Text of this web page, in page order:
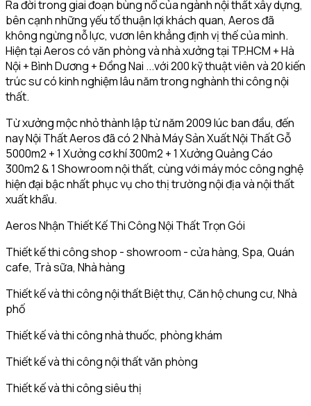
Ra đời trong giai đoạn bùng nổ của ngành nội thất xây dựng,
bên cạnh những yếu tố thuận lợi khách quan, Aeros đã
không ngừng nỗ lực, vươn lên khẳng định vị thế của mình.
Hiện tại Aeros có văn phòng và nhà xưởng tại TP.HCM + Hà
Nội + Bình Dương + Đồng Nai ...với 200 kỹ thuật viên và 20 kiến
trúc sư có kinh nghiệm lâu năm trong nghành thi công nội
thất.
Từ xưởng mộc nhỏ thành lập từ năm 2009 lúc ban đầu, đến
nay Nội Thất Aeros đã có 2 Nhà Máy Sản Xuất Nội Thất Gỗ
5000m2 + 1 Xưởng cơ khí 300m2 + 1 Xưởng Quảng Cáo
300m2 & 1 Showroom nội thất, cùng với máy móc công nghệ
hiện đại bậc nhất phục vụ cho thị trường nội địa và nội thất
xuất khẩu.
Aeros Nhận Thiết Kế Thi Công Nội Thất Trọn Gói
Thiết kế thi công shop - showroom - cửa hàng, Spa, Quán
cafe, Trà sữa, Nhà hàng
Thiết kế và thi công nội thất Biệt thự, Căn hộ chung cư, Nhà
phố
Thiết kế và thi công nhà thuốc, phòng khám
Thiết kế và thi công nội thất văn phòng
Thiết kế và thi công siêu thị